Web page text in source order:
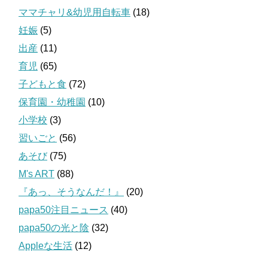
ママチャリ&幼児用自転車 (18)
妊娠 (5)
出産 (11)
育児 (65)
子どもと食 (72)
保育園・幼稚園 (10)
小学校 (3)
習いごと (56)
あそび(75)
M's ART (88)
『あっ、そうなんだ！』
(20)
papa50注目ニュース (40)
papa50の光と陰 (32)
Appleな生活 (12)